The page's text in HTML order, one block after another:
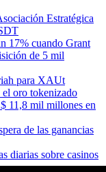
Estratégica
17% cuando Grant
de 5 mil
para XAUt
el oro tokenizado
11,8 mil millones en
de las ganancias
diarias sobre casinos